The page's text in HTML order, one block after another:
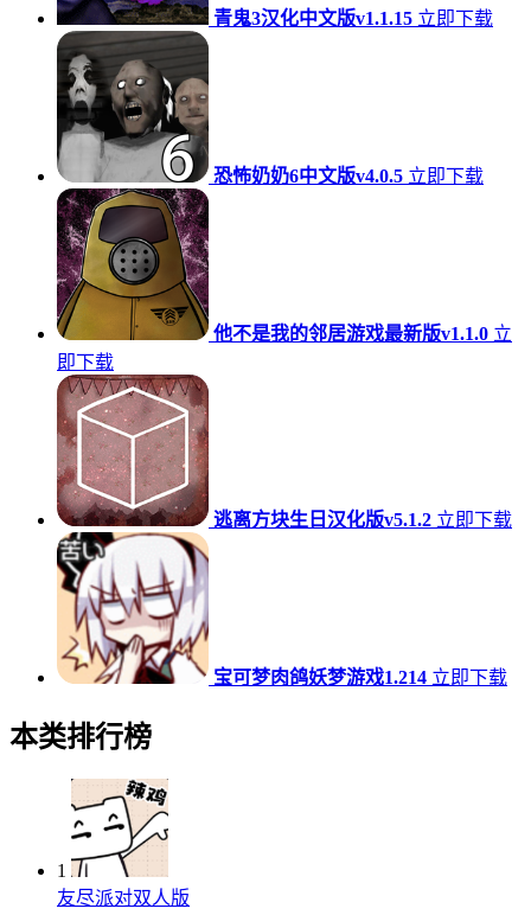
青鬼3汉化中文版v1.1.15 立即下载
恐怖奶奶6中文版v4.0.5 立即下载
他不是我的邻居游戏最新版v1.1.0 立
即下载
逃离方块生日汉化版v5.1.2 立即下载
宝可梦肉鸽妖梦游戏1.214 立即下载
本类排行榜
1
友尽派对双人版